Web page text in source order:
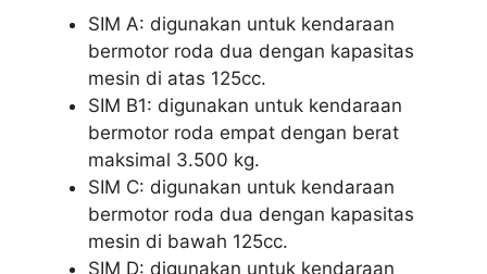
SIM A: digunakan untuk kendaraan
bermotor roda dua dengan kapasitas
mesin di atas 125cc.
SIM B1: digunakan untuk kendaraan
bermotor roda empat dengan berat
maksimal 3.500 kg.
SIM C: digunakan untuk kendaraan
bermotor roda dua dengan kapasitas
mesin di bawah 125cc.
SIM D: digunakan untuk kendaraan